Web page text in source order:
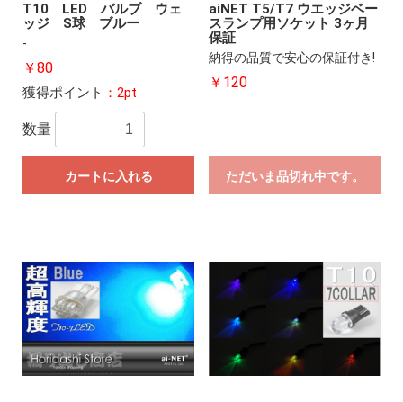
T10 LED バルブ ウェ
ッジ S球 ブルー
-
￥80
獲得ポイント ：2pt
数量
カートに入れる
aiNET T5/T7 ウエッジベー
スランプ用ソケット 3ヶ月
保証
納得の品質で安心の保証付き!
￥120
ただいま品切れ中です。